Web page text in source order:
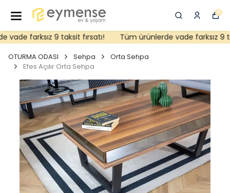
0
farksız 9 taksit fırsatı! Tüm ürünlerde vade farksız 9
OTURMA ODASI Sehpa
Orta Sehpa
Efes Açılır Orta Sehpa